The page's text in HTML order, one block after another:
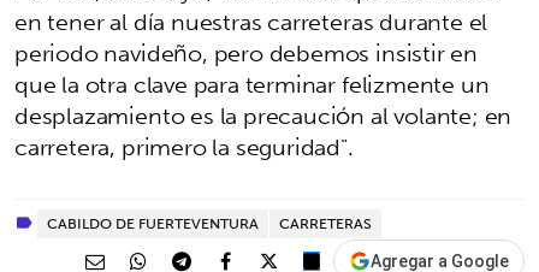
en tener al día nuestras carreteras durante el
periodo navideño, pero debemos insistir en
que la otra clave para terminar felizmente un
desplazamiento es la precaución al volante; en
carretera, primero la seguridad".
CABILDO DE FUERTEVENTURA CARRETERAS
Agregar a Google